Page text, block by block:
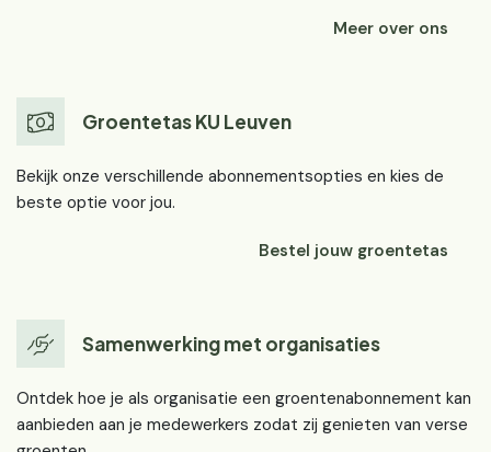
Meer over ons
Groentetas KU Leuven
Bekijk onze verschillende abonnementsopties en kies de
beste optie voor jou.
Bestel jouw groentetas
Samenwerking met organisaties
Ontdek hoe je als organisatie een groentenabonnement kan
aanbieden aan je medewerkers zodat zij genieten van verse